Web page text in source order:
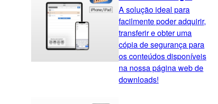
A solução ideal para
facilmente poder adquirir,
transferir e obter uma
cópia de segurança para
os conteúdos disponíveis
na nossa página web de
downloads!